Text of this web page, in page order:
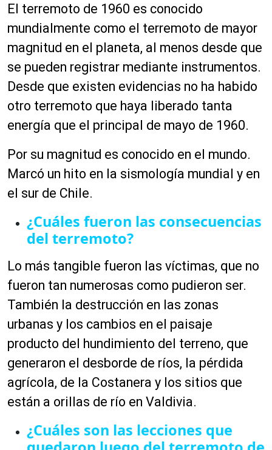
El terremoto de 1960 es conocido
mundialmente como el terremoto de mayor
magnitud en el planeta, al menos desde que
se pueden registrar mediante instrumentos.
Desde que existen evidencias no ha habido
otro terremoto que haya liberado tanta
energía que el principal de mayo de 1960.
Por su magnitud es conocido en el mundo.
Marcó un hito en la sismología mundial y en
el sur de Chile.
¿Cuáles fueron las consecuencias
del terremoto?
Lo más tangible fueron las víctimas, que no
fueron tan numerosas como pudieron ser.
También la destrucción en las zonas
urbanas y los cambios en el paisaje
producto del hundimiento del terreno, que
generaron el desborde de ríos, la pérdida
agrícola, de la Costanera y los sitios que
están a orillas de río en Valdivia.
¿Cuáles son las lecciones que